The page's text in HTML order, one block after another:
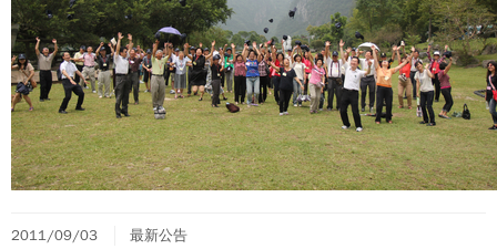
2011/09/03 最新公告